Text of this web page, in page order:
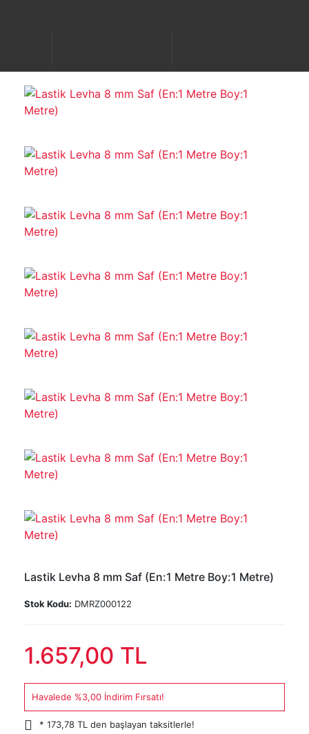
Lastik Levha 8 mm Saf (En:1 Metre Boy:1 Metre)
Stok Kodu: DMRZ000122
1.657,00 TL
Havalede %3,00 İndirim Fırsatı!
* 173,78 TL den başlayan taksitlerle!